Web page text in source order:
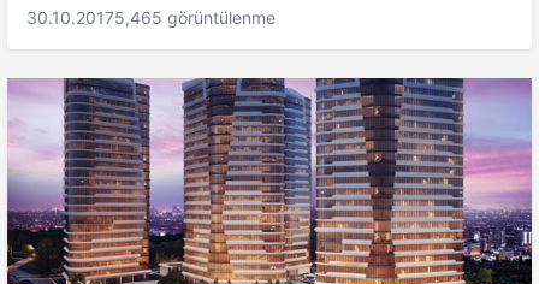
30.10.20175,465 görüntülenme